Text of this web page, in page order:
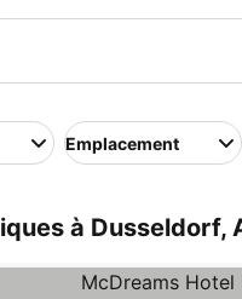
Emplacement
à Dusseldorf,